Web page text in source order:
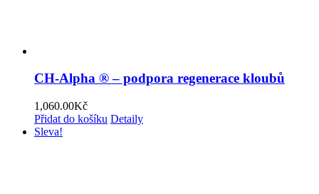
CH-Alpha ® – podpora regenerace kloubů
1,060.00Kč
Přidat do košíku Detaily
Sleva!